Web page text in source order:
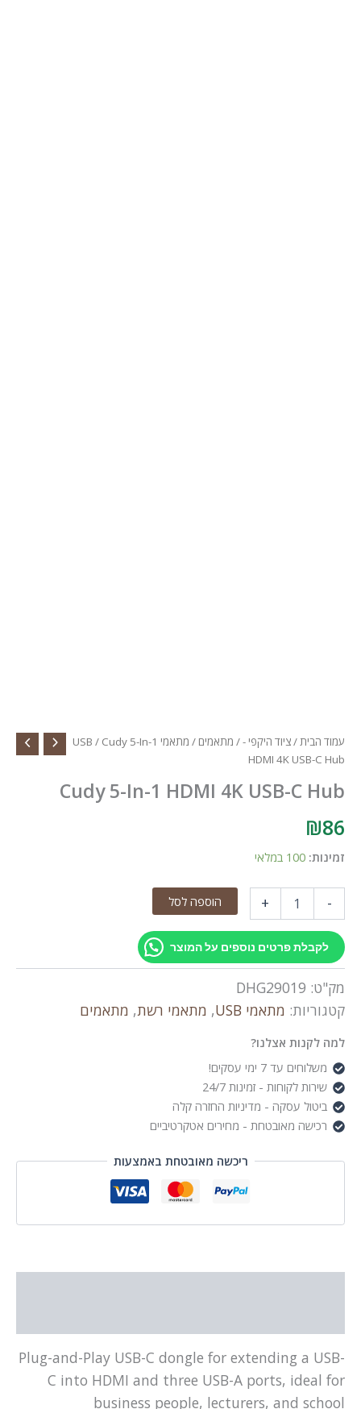
עמוד הבית/ציוד היקפי -/ מתאמים / מתאמי USB / Cudy 5-In-1
HDMI 4K USB-C Hub
Cudy 5-In-1 HDMI 4K USB-C Hub
₪86
זמינות: 100 במלאי
-
5-
In-
HDMI
4K
USB-
C
+ הוספה לסל
לקבלת פרטים נוספים על המוצר
מק"ט: DHG29019
קטגוריות: מתאמי USB , מתאמי רשת, מתאמים
למה לקנות אצלנו?
משלוחים עד 7 ימי עסקים!
שירות לקוחות - זמינות 24/7
ביטול עסקה - מדיניות החזרה קלה
רכישה מאובטחת - מחירים אטקרטיביים
ריכשה מאובטחת באמצעות
Plug-and-Play USB-C dongle for extending a USB-
C into HDMI and three USB-A ports, ideal for
business people, lecturers, and school